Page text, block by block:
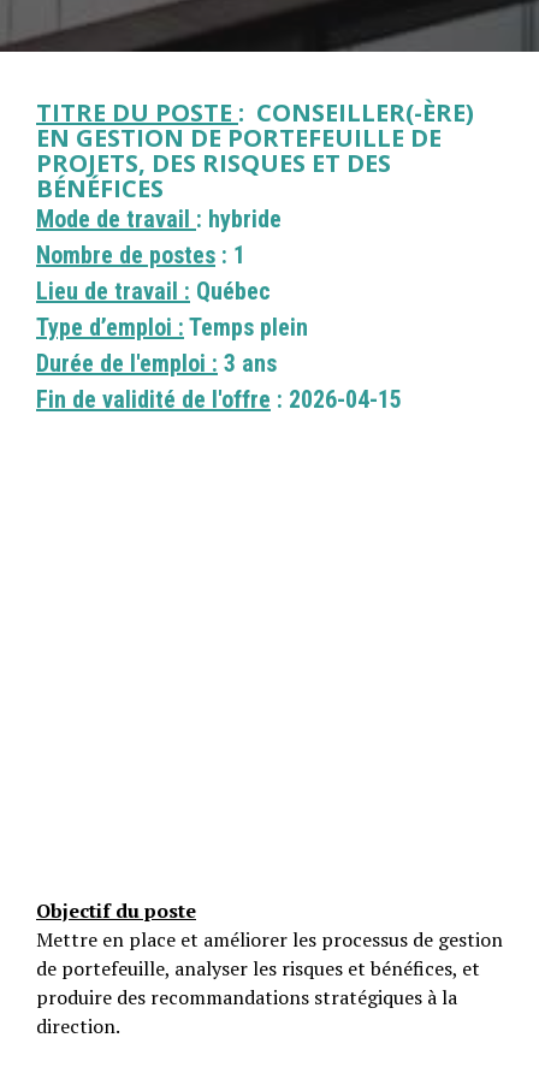
TITRE DU POSTE : CONSEILLER(-ÈRE)
EN GESTION DE PORTEFEUILLE DE
PROJETS, DES RISQUES ET DES
BÉNÉFICES
Mode de travail : hybride
Nombre de postes : 1
Lieu de travail : Québec
Type d’emploi : Temps plein
Durée de l'emploi : 3 ans
Fin de validité de l'offre : 2026-04-15
Objectif du poste
Mettre en place et améliorer les processus de gestion
de portefeuille, analyser les risques et bénéfices, et
produire des recommandations stratégiques à la
direction.